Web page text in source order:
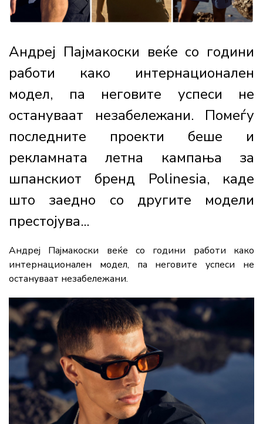
Андреј Пајмакоски веќе со години
работи како интернационален
модел, па неговите успеси не
остануваат незабележани. Помеѓу
последните проекти беше и
рекламната летна кампања за
шпанскиот бренд Polinesia, каде
што заедно со другите модели
престојува...
Андреј Пајмакоски веќе со години работи како
интернационален модел, па неговите успеси не
остануваат незабележани.